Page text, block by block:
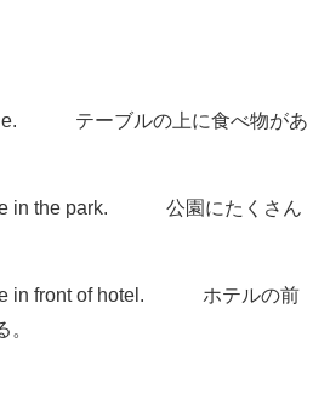
テーブルの上に食べ物があ
in the park. 公園にたくさん
in front of hotel. ホテルの前
。